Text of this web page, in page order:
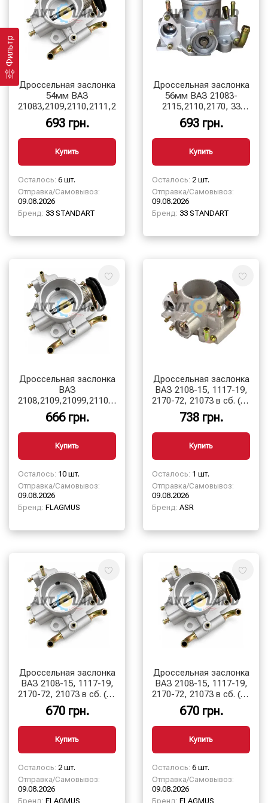
Дроссельная заслонка
54мм ВАЗ
21083,2109,2110,2111,2112,2113,2114,2115,2170
693 грн.
Купить
Осталось: 6 шт.
Отправка/Самовывоз:
09.08.2026
Бренд: 33 STANDART
Дроссельная заслонка
56мм ВАЗ 21083-
2115,2110,2170, 33
STANDART
693 грн.
Купить
Осталось: 2 шт.
Отправка/Самовывоз:
09.08.2026
Бренд: 33 STANDART
Дроссельная заслонка
ВАЗ
2108,2109,21099,2110,2111,2112,2113,2114,2115,
1117-19, 2170-72, (52
мм)
666 грн.
Купить
Осталось: 10 шт.
Отправка/Самовывоз:
09.08.2026
Бренд: FLAGMUS
Дроссельная заслонка
ВАЗ 2108-15, 1117-19,
2170-72, 21073 в сб. (52
мм)
738 грн.
Купить
Осталось: 1 шт.
Отправка/Самовывоз:
09.08.2026
Бренд: ASR
Дроссельная заслонка
ВАЗ 2108-15, 1117-19,
2170-72, 21073 в сб. (54
мм) Flagmus
670 грн.
Купить
Осталось: 2 шт.
Отправка/Самовывоз:
09.08.2026
Бренд: FLAGMUS
Дроссельная заслонка
ВАЗ 2108-15, 1117-19,
2170-72, 21073 в сб. (56
мм) Flagmus
670 грн.
Купить
Осталось: 6 шт.
Отправка/Самовывоз:
09.08.2026
Бренд: FLAGMUS
Фильтр